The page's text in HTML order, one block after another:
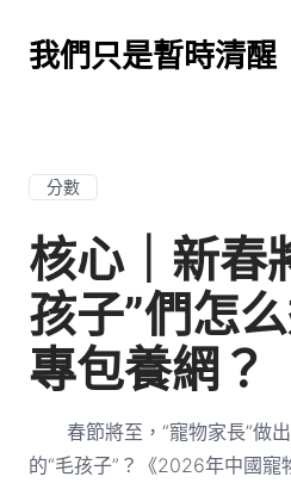
我們只是暫時清醒
分數
核心｜新春
孩子”們怎
專包養網？
春節將至，“寵物家長”做
的“毛孩子”？《2026年中國寵